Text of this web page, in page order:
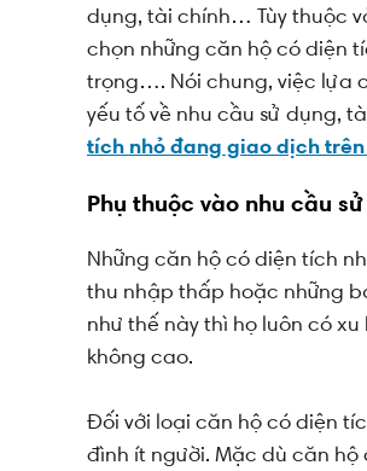
dụng, tài chính… Tùy thuộc
chọn những căn hộ có diện
trọng…. Nói chung, việc lựa
yếu tố về nhu cầu sử dụng,
tích nhỏ đang giao dịch trên
Phụ thuộc vào nhu cầu
Những căn hộ có diện tích
thu nhập thấp hoặc những
như thế này thì họ luôn có
không cao.
Đối với loại căn hộ có diện
đình ít người. Mặc dù căn